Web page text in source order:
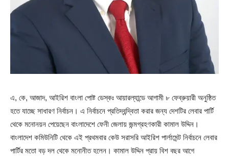
এ, কে, আজাদ, আইরিশ বাংলা পোষ্ট ডেস্কঃ আয়ারল্যান্ডে আগামী ৮ ফেব্রুয়ারী অনুষ্ঠিত
হতে যাচ্ছে সাধারণ নির্বাচন। এ নির্বাচনে প্রতিদ্বন্দ্বিতা করার জন্য দেশটির লেবার পার্টি
থেকে মনোনয়ন পেয়েছেন বাংলাদেশে ফেনী জেলায় জন্মগ্রহণকারী কামাল উদ্দিন।
বাংলাদেশ কমিউনিটি থেকে এই প্রথমবার কেউ সরাসরি আইরিশ পার্লামেন্ট নির্বাচনে লেবার
পার্টির মতো বড় দল থেকে মনোনীত হলেন। কামাল উদ্দিন প্রায় বিশ বছর আগে